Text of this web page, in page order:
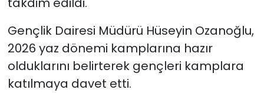
Gençlik Dairesi Müdürü Hüseyin Ozanoğlu,
2026 yaz dönemi kamplarına hazır
olduklarını belirterek gençleri kamplara
katılmaya davet etti.